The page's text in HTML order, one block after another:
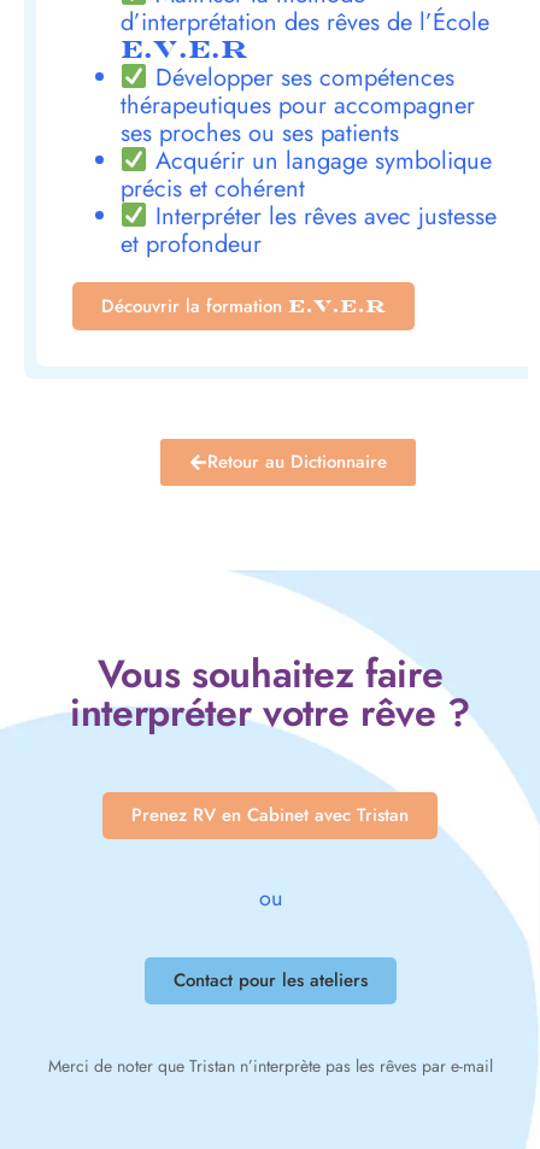
d’interprétation des rêves de l’École
E.V.E.R
Développer ses compétences
thérapeutiques pour accompagner
ses proches ou ses patients
Acquérir un langage symbolique
précis et cohérent
Interpréter les rêves avec justesse
et profondeur
Découvrir la formation E.V.E.R
Retour au Dictionnaire
Vous souhaitez faire
interpréter votre rêve ?
Prenez RV en Cabinet avec Tristan
ou
Contact pour les ateliers
Merci de noter que Tristan n’interprète pas les rêves par e-mail